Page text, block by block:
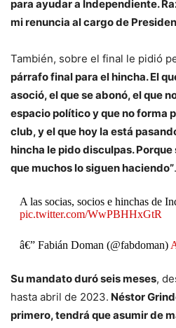
para ayudar a Independiente.
mi renuncia al cargo de
También, sobre el final le pidió
párrafo final para el hincha. El
asoció, el que se abonó, el que
espacio político y que no forma
club, y el que hoy la está
hincha le pido disculpas. Porque
que muchos lo siguen haciendo”.
A las socias, socios e hinchas de
pic.twitter.com/WwPBHHxGtR
â€” Fabián Doman (@fabdoman)
Su mandato duró seis meses,
hasta abril de 2023. Néstor
primero, tendrá que asumir de